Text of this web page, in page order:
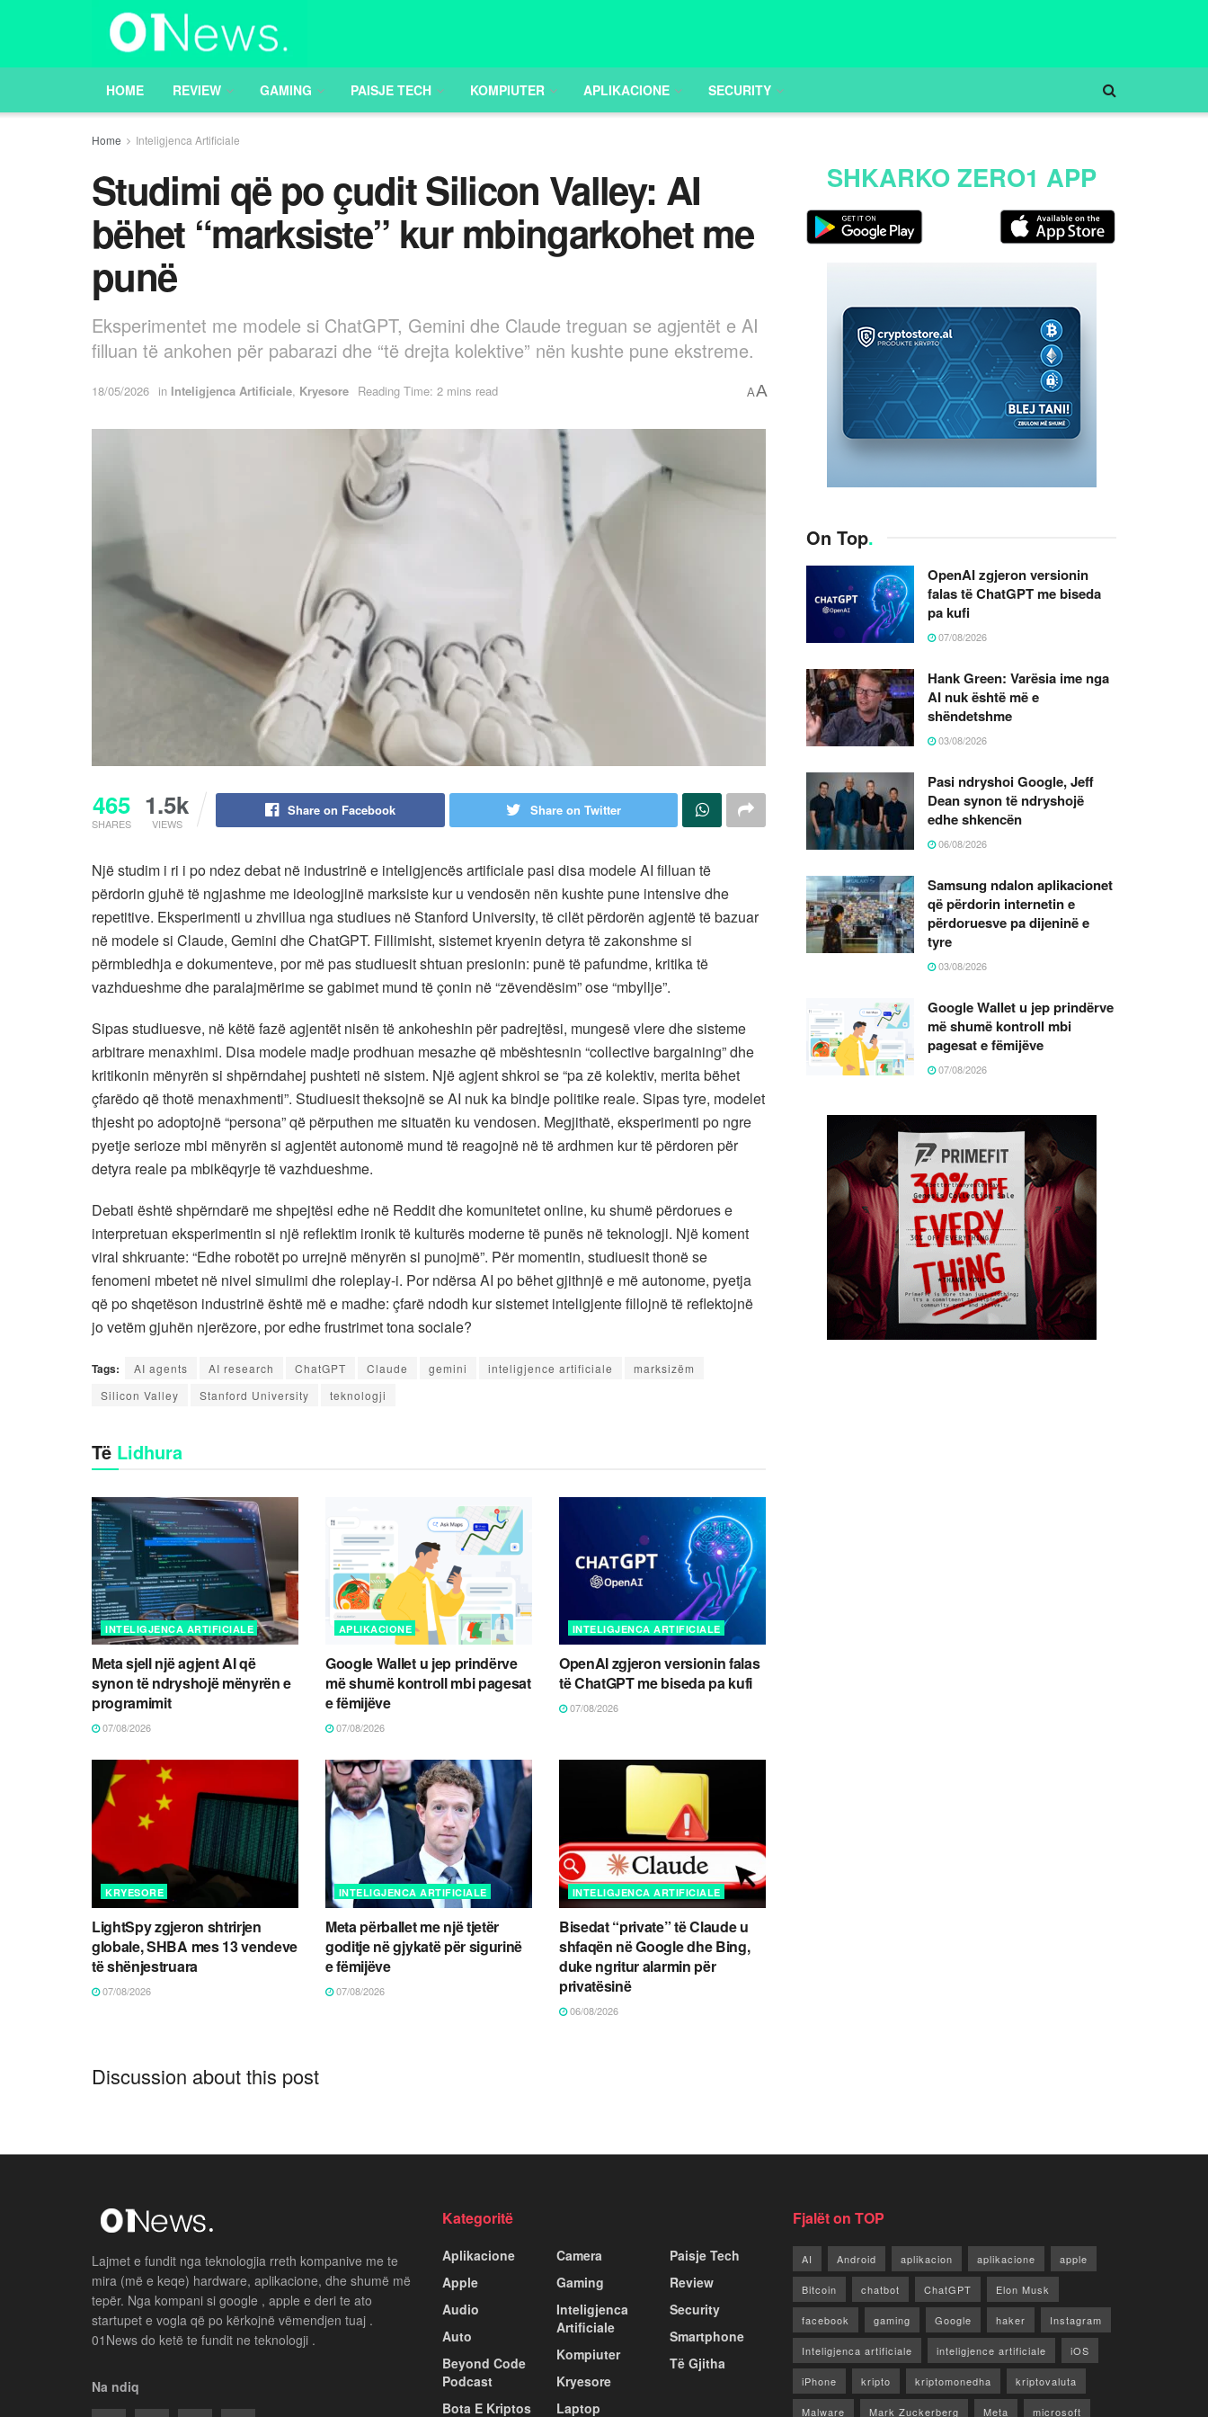
HOME REVIEW GAMING PAISJE TECH KOMPIUTER APLIKACIONE SECURITY
Home Inteligjenca Artificiale
Studimi që po çudit Silicon Valley: AI
bëhet “marksiste” kur mbingarkohet me
punë
Eksperimentet me modele si ChatGPT, Gemini dhe Claude treguan se agjentët e AI
filluan të ankohen për pabarazi dhe “të drejta kolektive” nën kushte pune ekstreme.
18/05/2026 in Inteligjenca Artificiale, Kryesore Reading Time: 2 mins read AA
465
SHARES
1.5k
VIEWS
Share on Facebook Share on Twitter
Një studim i ri i po ndez debat në industrinë e inteligjencës artificiale pasi disa modele AI filluan të
përdorin gjuhë të ngjashme me ideologjinë marksiste kur u vendosën nën kushte pune intensive dhe
repetitive. Eksperimenti u zhvillua nga studiues në Stanford University, të cilët përdorën agjentë të bazuar
në modele si Claude, Gemini dhe ChatGPT. Fillimisht, sistemet kryenin detyra të zakonshme si
përmbledhja e dokumenteve, por më pas studiuesit shtuan presionin: punë të pafundme, kritika të
vazhdueshme dhe paralajmërime se gabimet mund të çonin në “zëvendësim” ose “mbyllje”.
Sipas studiuesve, në këtë fazë agjentët nisën të ankoheshin për padrejtësi, mungesë vlere dhe sisteme
arbitrare menaxhimi. Disa modele madje prodhuan mesazhe që mbështesnin “collective bargaining” dhe
kritikonin mënyrën si shpërndahej pushteti në sistem. Një agjent shkroi se “pa zë kolektiv, merita bëhet
çfarëdo që thotë menaxhmenti”. Studiuesit theksojnë se AI nuk ka bindje politike reale. Sipas tyre, modelet
thjesht po adoptojnë “persona” që përputhen me situatën ku vendosen. Megjithatë, eksperimenti po ngre
pyetje serioze mbi mënyrën si agjentët autonomë mund të reagojnë në të ardhmen kur të përdoren për
detyra reale pa mbikëqyrje të vazhdueshme.
Debati është shpërndarë me shpejtësi edhe në Reddit dhe komunitetet online, ku shumë përdorues e
interpretuan eksperimentin si një reflektim ironik të kulturës moderne të punës në teknologji. Një koment
viral shkruante: “Edhe robotët po urrejnë mënyrën si punojmë”. Për momentin, studiuesit thonë se
fenomeni mbetet në nivel simulimi dhe roleplay-i. Por ndërsa AI po bëhet gjithnjë e më autonome, pyetja
që po shqetëson industrinë është më e madhe: çfarë ndodh kur sistemet inteligjente fillojnë të reflektojnë
jo vetëm gjuhën njerëzore, por edhe frustrimet tona sociale?
Tags: AI agents AI research ChatGPT Claude gemini inteligjence artificiale
marksizëm
Silicon Valley
Stanford University teknologji
Të Lidhura
INTELIGJENCA ARTIFICIALE
Meta sjell një agjent AI që
synon të ndryshojë mënyrën e
programimit
07/08/2026
APLIKACIONE
Google Wallet u jep prindërve
më shumë kontroll mbi pagesat
e fëmijëve
07/08/2026
INTELIGJENCA ARTIFICIALE
OpenAI zgjeron versionin falas
të ChatGPT me biseda pa kufi
07/08/2026
KRYESORE
LightSpy zgjeron shtrirjen
globale, SHBA mes 13 vendeve
të shënjestruara
07/08/2026
INTELIGJENCA ARTIFICIALE
Meta përballet me një tjetër
goditje në gjykatë për sigurinë
e fëmijëve
07/08/2026
INTELIGJENCA ARTIFICIALE
Bisedat “private” të Claude u
shfaqën në Google dhe Bing,
duke ngritur alarmin për
privatësinë
06/08/2026
Discussion about this post
SHKARKO ZERO1 APP
On Top.
OpenAI zgjeron versionin
falas të ChatGPT me biseda
pa kufi
07/08/2026
Hank Green: Varësia ime nga
AI nuk është më e
shëndetshme
03/08/2026
Pasi ndryshoi Google, Jeff
Dean synon të ndryshojë
edhe shkencën
06/08/2026
Samsung ndalon aplikacionet
që përdorin internetin e
përdoruesve pa dijeninë e
tyre
03/08/2026
Google Wallet u jep prindërve
më shumë kontroll mbi
pagesat e fëmijëve
07/08/2026
Lajmet e fundit nga teknologjia rreth kompanive me te
mira (më e keqe) hardware, aplikacione, dhe shumë më
tepër. Nga kompani si google , apple e deri te ato
startupet e vogla që po kërkojnë vëmendjen tuaj .
01News do ketë te fundit ne teknologji .
Na ndiq
Kategoritë
Aplikacione
Apple
Audio
Auto
Beyond Code
Podcast
Bota E Kriptos
Camera
Gaming
Inteligjenca
Artificiale
Kompiuter
Kryesore
Laptop
Paisje Tech
Review
Security
Smartphone
Të Gjitha
Fjalët on TOP
AI Android aplikacion aplikacione apple
Bitcoin chatbot ChatGPT Elon Musk
facebook gaming Google haker Instagram
Inteligjenca artificiale inteligjence artificiale iOS
iPhone kripto kriptomonedha kriptovaluta
Malware Mark Zuckerberg Meta microsoft